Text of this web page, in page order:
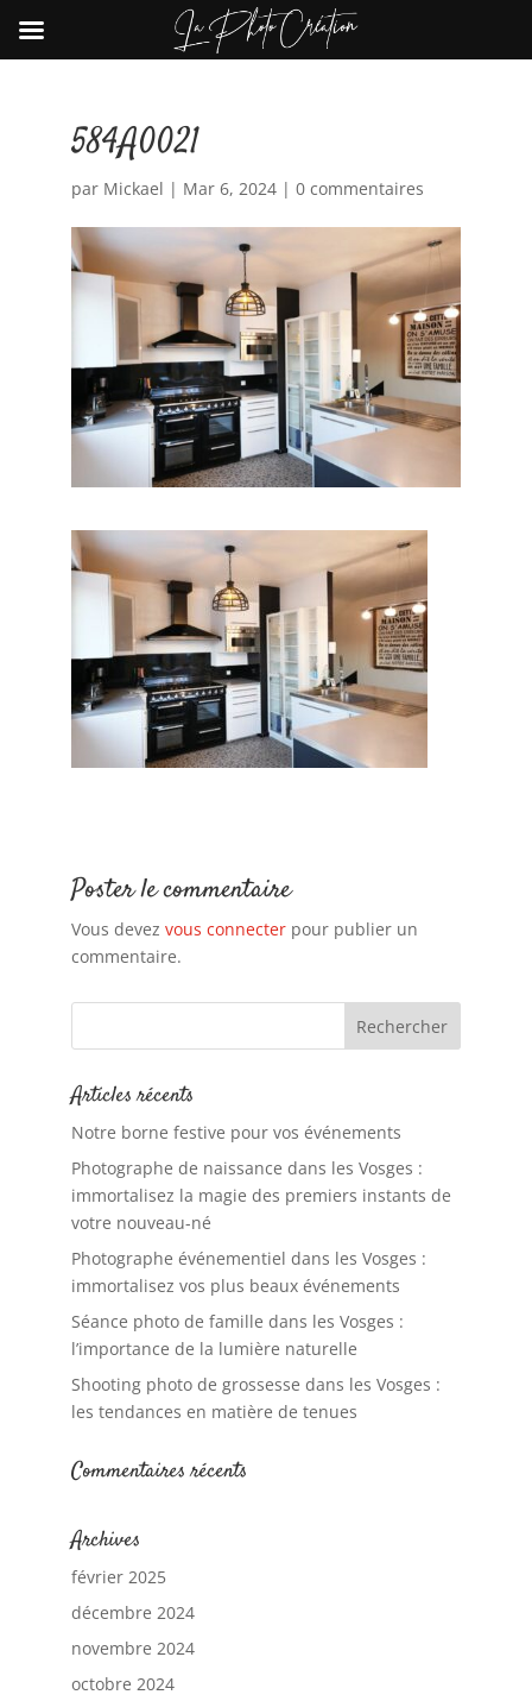
584A0021
par Mickael | Mar 6, 2024| 0 commentaires
Poster le commentaire
Vous devez vous connecterpour publier un
commentaire.
Articles récents
Notre borne festive pour vos événements
Photographe de naissance dans les Vosges :
immortalisez la magie des premiers instants de
votre nouveau-né
Photographe événementiel dans les Vosges :
immortalisez vos plus beaux événements
Séance photo de famille dans les Vosges :
l’importance de la lumière naturelle
Shooting photo de grossesse dans les Vosges :
les tendances en matière de tenues
Commentaires récents
Archives
février 2025
décembre 2024
novembre 2024
octobre 2024